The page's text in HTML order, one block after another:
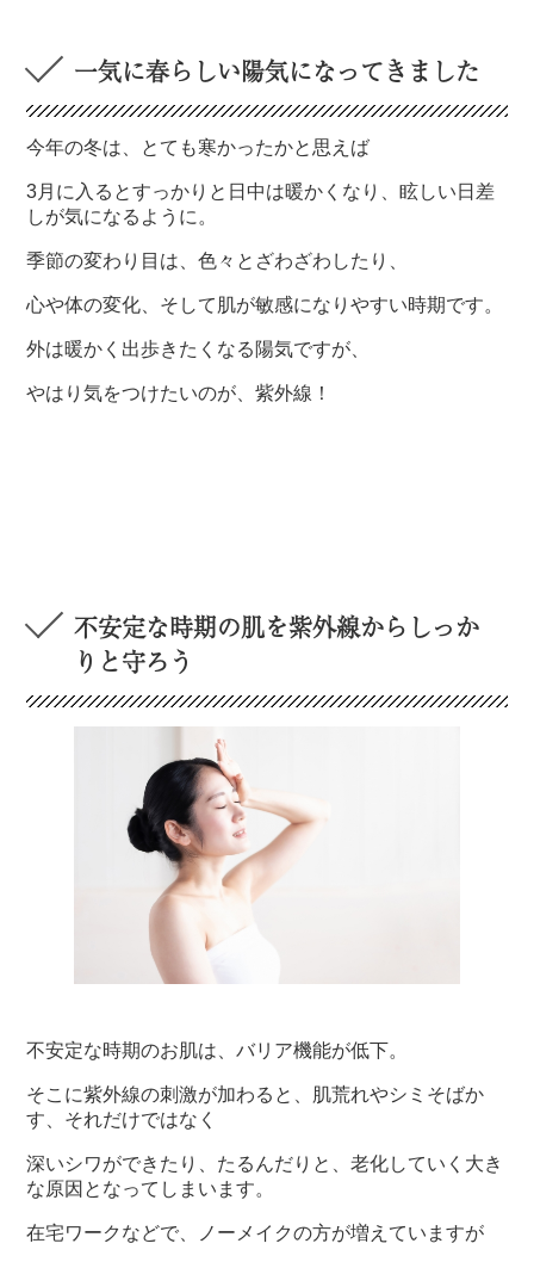
一気に春らしい陽気になってきました
今年の冬は、とても寒かったかと思えば
3月に入るとすっかりと日中は暖かくなり、眩しい日差
しが気になるように。
季節の変わり目は、色々とざわざわしたり、
心や体の変化、そして肌が敏感になりやすい時期です。
外は暖かく出歩きたくなる陽気ですが、
やはり気をつけたいのが、紫外線！
不安定な時期の肌を紫外線からしっか
りと守ろう
不安定な時期のお肌は、バリア機能が低下。
そこに紫外線の刺激が加わると、肌荒れやシミそばか
す、それだけではなく
深いシワができたり、たるんだりと、老化していく大き
な原因となってしまいます。
在宅ワークなどで、ノーメイクの方が増えていますが